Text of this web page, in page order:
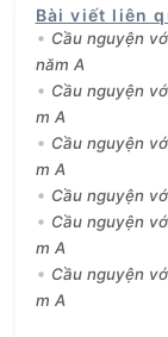
Bài viết liên
Cầu nguyện
năm A
Cầu nguyện
m A
Cầu nguyện
m A
Cầu nguyện
Cầu nguyện
m A
Cầu nguyện
m A